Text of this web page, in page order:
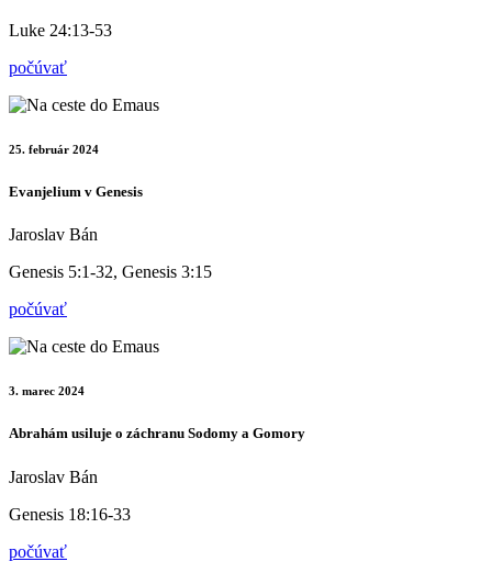
Luke 24:13-53
počúvať
25. február 2024
Evanjelium v Genesis
Jaroslav Bán
Genesis 5:1-32, Genesis 3:15
počúvať
3. marec 2024
Abrahám usiluje o záchranu Sodomy a Gomory
Jaroslav Bán
Genesis 18:16-33
počúvať